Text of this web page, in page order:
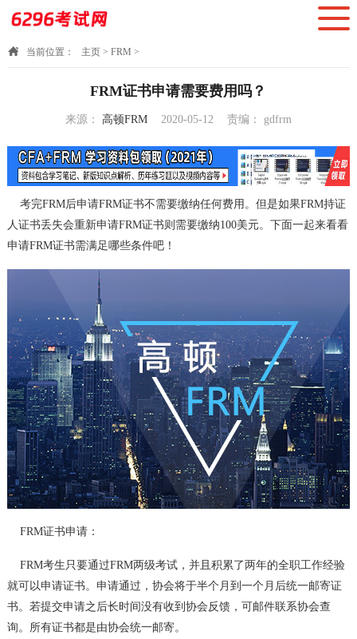
当前位置： 主页> FRM >
FRM证书申请需要费用吗？
来源： 高顿FRM
2020-05-12
责编： gdfrm
考完FRM后申请FRM证书不需要缴纳任何费用。但是如果FRM持证
人证书丢失会重新申请FRM证书则需要缴纳100美元。下面一起来看看
申请FRM证书需满足哪些条件吧！
FRM证书申请：
FRM考生只要通过FRM两级考试，并且积累了两年的全职工作经验
就可以申请证书。申请通过，协会将于半个月到一个月后统一邮寄证
书。若提交申请之后长时间没有收到协会反馈，可邮件联系协会查
询。所有证书都是由协会统一邮寄。